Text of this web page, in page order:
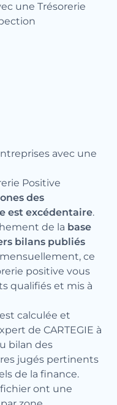
une Trésorerie
avec une
Positive
des
est excédentaire.
de la base
bilans publiés
ce
positive vous
qualifiés et mis à
calculée et
de CARTEGIE à
bilan des
jugés pertinents
de la finance.
ont une